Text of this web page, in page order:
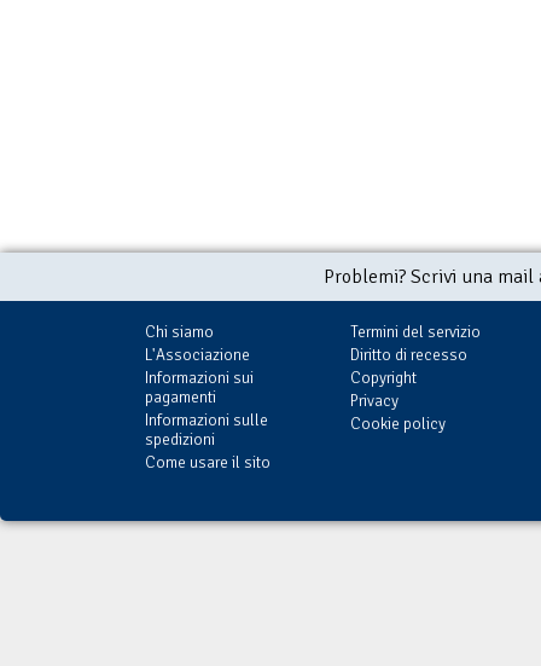
Problemi? Scrivi una
Chi siamo
L'Associazione
Informazioni sui
pagamenti
Informazioni sulle
spedizioni
Come usare il sito
Termini del servizio
Diritto di recesso
Copyright
Privacy
Cookie policy